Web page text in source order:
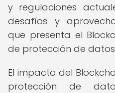
y regulaciones
desafíos y
que presenta el
de protección de
El impacto del
protección de